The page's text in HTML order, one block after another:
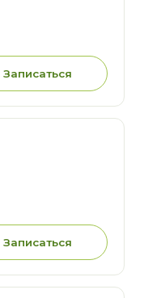
Записаться
Записаться